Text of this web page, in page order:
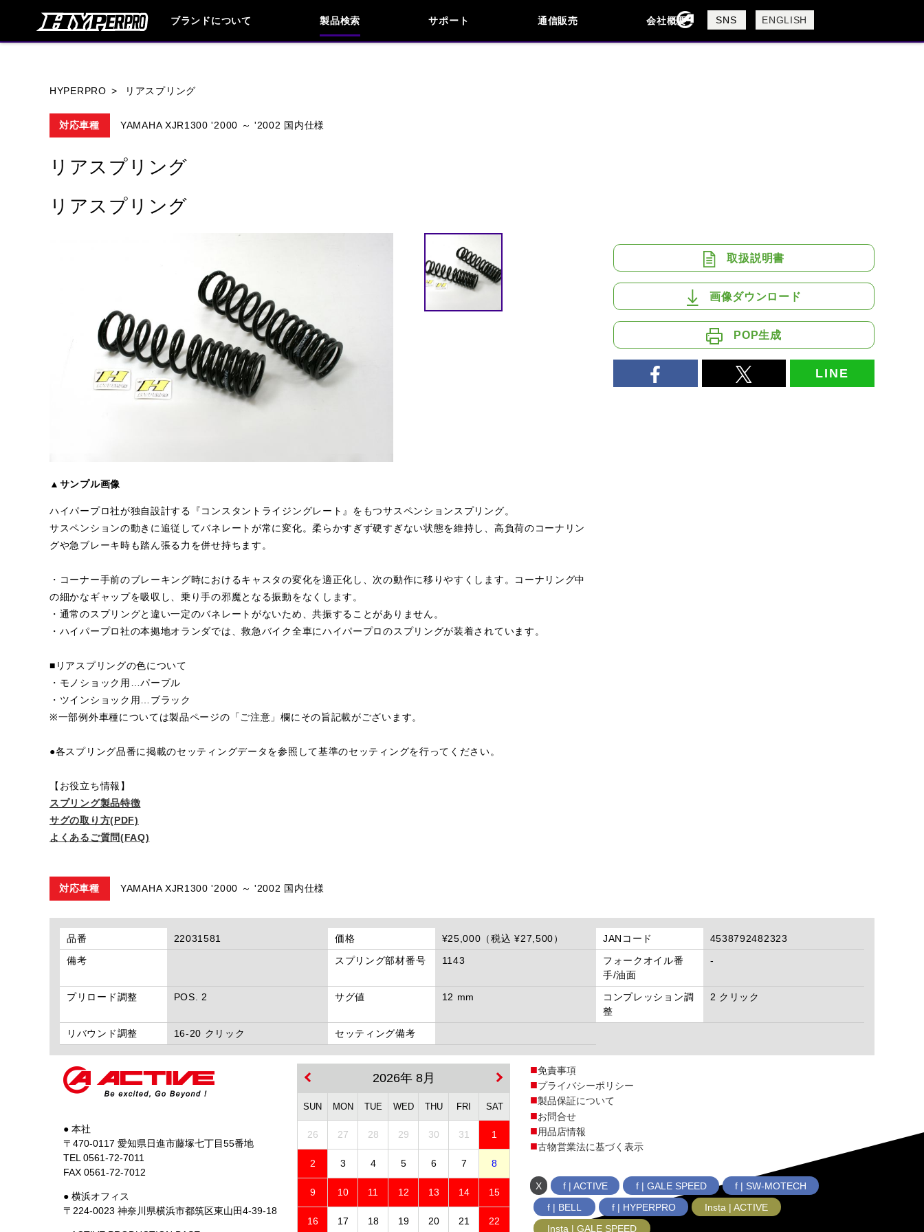
ブランドについて 製品検索 サポート
お問い合わせ
よくあるご質問
通信販売 会社概要
会社概要
採用情報
SNS ENGLISH
HYPERPRO リアスプリング
対応車種 YAMAHA XJR1300 '2000 ～ '2002 国内仕様
リアスプリング
リアスプリング
▲サンプル画像
ハイパープロ社が独自設計する『コンスタントライジングレート』をもつサスペンションスプリング。
サスペンションの動きに追従してバネレートが常に変化。柔らかすぎず硬すぎない状態を維持し、高負荷のコーナリン
グや急ブレーキ時も踏ん張る力を併せ持ちます。
・コーナー手前のブレーキング時におけるキャスタの変化を適正化し、次の動作に移りやすくします。コーナリング中
の細かなギャップを吸収し、乗り手の邪魔となる振動をなくします。
・通常のスプリングと違い一定のバネレートがないため、共振することがありません。
・ハイパープロ社の本拠地オランダでは、救急バイク全車にハイパープロのスプリングが装着されています。
■リアスプリングの色について
・モノショック用…パープル
・ツインショック用…ブラック
※一部例外車種については製品ページの「ご注意」欄にその旨記載がございます。
●各スプリング品番に掲載のセッティングデータを参照して基準のセッティングを行ってください。
【お役立ち情報】
スプリング製品特徴
サグの取り方(PDF)
よくあるご質問(FAQ)
取扱説明書
画像ダウンロード
POP生成
LINE
対応車種 YAMAHA XJR1300 '2000 ～ '2002 国内仕様
品番 22031581 価格 ¥25,000（税込 ¥27,500） JANコード
4538792482323
備考
スプリング部材番号 1143
フォークオイル番
手/油面
-
プリロード調整 POS. 2 サグ値 12 mm
コンプレッション調
整
2 クリック
リバウンド調整 16-20 クリック セッティング備考
● 本社
〒470-0117 愛知県日進市藤塚七丁目55番地
TEL 0561-72-7011
FAX 0561-72-7012
● 横浜オフィス
〒224-0023 神奈川県横浜市都筑区東山田4-39-18
2026年 8月
SUN MON TUE WED THU FRI SAT
26 27 28 29 30 31 1
2 3 4 5 6 7 8
9 10 11 12 13 14 15
16 17 18 19 20 21 22
免責事項
プライバシーポリシー
製品保証について
お問合せ
用品店情報
古物営業法に基づく表示
X f | ACTIVE f | GALE SPEED
f | SW-MOTECH
f | BELL
f | HYPERPRO
Insta | ACTIVE
Insta | GALE SPEED